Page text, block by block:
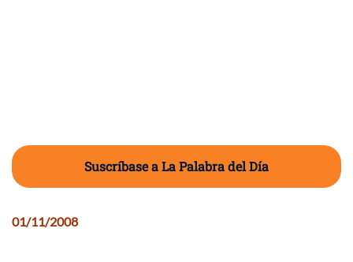
Suscríbase a La Palabra del Día
01/11/2008